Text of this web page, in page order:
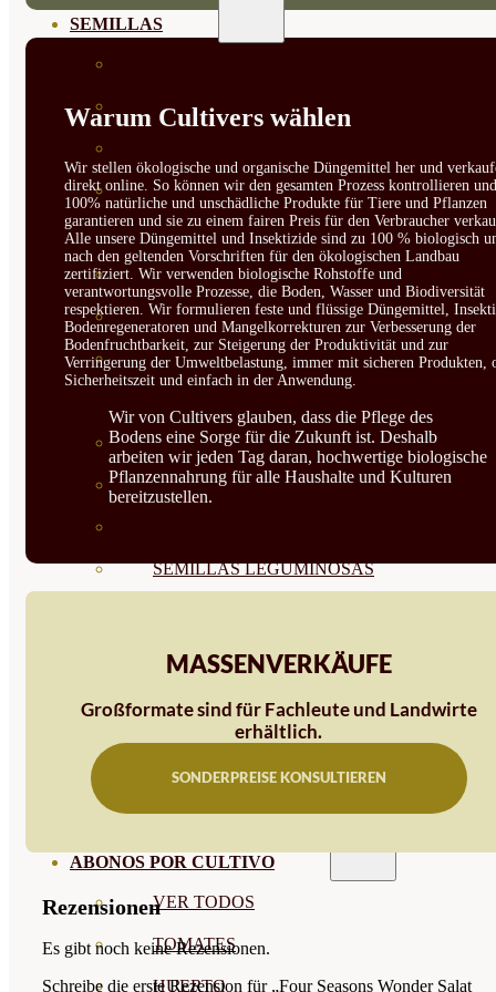
SEMILLAS
BIODINÁMICAS DEMETER
SEMILLAS HORTALIZA DE
HOJA
SEMILLAS AROMÁTICAS
SEMILLAS FLORES
SEMILLAS FLORES
SEMILLAS TRADICIONALES
SEMILLAS BRASICAS
SEMILLAS LEGUMINOSAS
CUBIERTAS VEGETALES
BOMBAS DE SEMILLAS
BANDEJAS Y SEMILLEROS
PROFESIONALES
ABONOS POR CULTIVO
VER TODOS
TOMATES
HUERTO
Warum Cultivers wählen
Wir stellen ökologische und organische Düngemittel her und
direkt online. So können wir den gesamten Prozess kontrollieren und
100% natürliche und unschädliche Produkte für Tiere und Pflanzen
garantieren und sie zu einem fairen Preis für den Verbraucher
Alle unsere Düngemittel und Insektizide sind zu 100 % biologisch
nach den geltenden Vorschriften für den ökologischen Landbau
zertifiziert. Wir verwenden biologische Rohstoffe und
verantwortungsvolle Prozesse, die Boden, Wasser und Biodiversität
respektieren. Wir formulieren feste und flüssige Düngemittel,
Bodenregeneratoren und Mangelkorrekturen zur Verbesserung der
Bodenfruchtbarkeit, zur Steigerung der Produktivität und zur
Verringerung der Umweltbelastung, immer mit sicheren Produkten,
Sicherheitszeit und einfach in der Anwendung.
Wir von Cultivers glauben, dass die Pflege des
Bodens eine Sorge für die Zukunft ist. Deshalb
arbeiten wir jeden Tag daran, hochwertige biologische
Pflanzennahrung für alle Haushalte und Kulturen
bereitzustellen.
MASSENVERKÄUFE
Großformate sind für Fachleute und Landwirte
erhältlich.
SONDERPREISE KONSULTIEREN
Rezensionen
Es gibt noch keine Rezensionen.
Schreibe die erste Rezension für „Four Seasons Wonder Salat